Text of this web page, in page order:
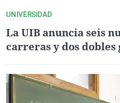
UNIVERSIDAD
La UIB anuncia seis
carreras y dos dobles